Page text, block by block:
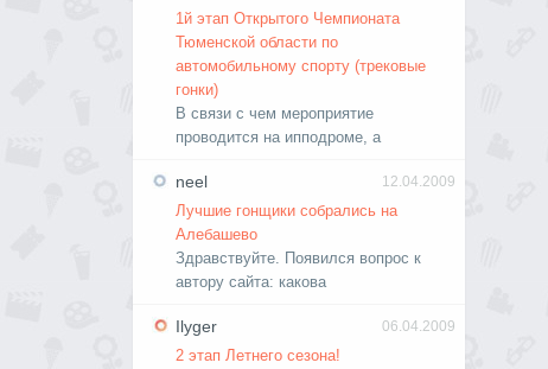
1й этап Открытого Чемпионата
Тюменской области по
автомобильному спорту (трековые
гонки)
В связи с чем мероприятие
проводится на ипподроме, а
12.04.2009
neel
Лучшие гонщики собрались на
Алебашево
Здравствуйте. Появился вопрос к
автору сайта: какова
06.04.2009
Ilyger
2 этап Летнего сезона!